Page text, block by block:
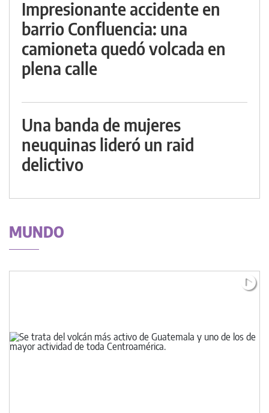
Impresionante accidente en
barrio Confluencia: una
camioneta quedó volcada en
plena calle
Una banda de mujeres
neuquinas lideró un raid
delictivo
MUNDO